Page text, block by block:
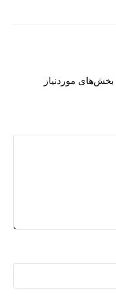
بخش‌های موردنیاز